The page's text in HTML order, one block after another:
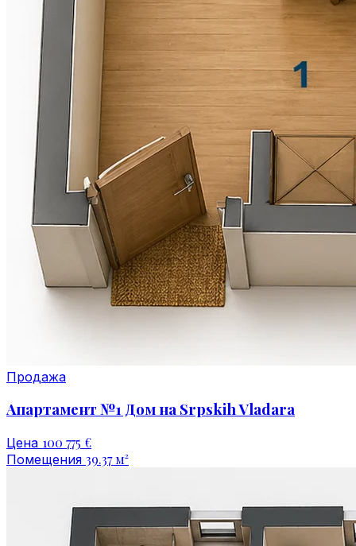
Продажа
Апартамент №1 Дом на Srpskih Vladarа
Цена 100 775 €
Помещения 39.37 м²